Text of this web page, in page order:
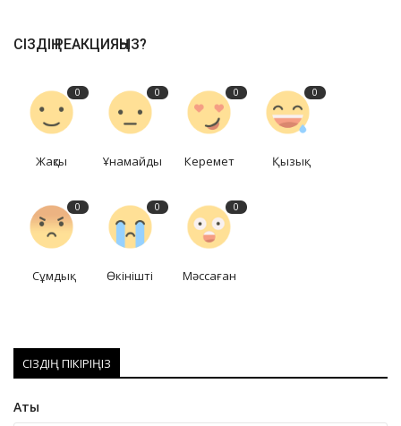
СІЗДІҢ РЕАКЦИЯҢЫЗ?
0
Жақсы
0
Ұнамайды
0
Керемет
0
Қызық
0
Сұмдық
0
Өкінішті
0
Мәссаған
СІЗДІҢ ПІКІРІҢІЗ
Аты